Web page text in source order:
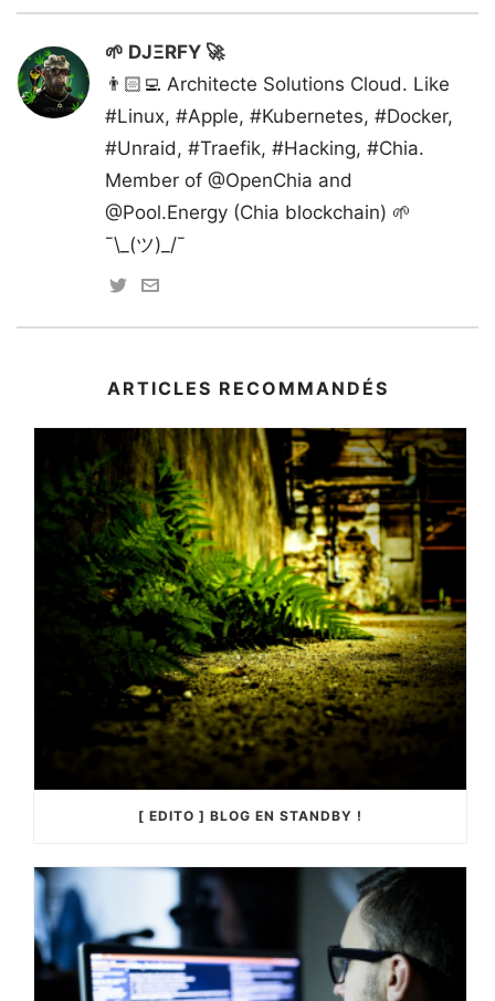
🌱 DJΞRFY 🚀
👨🏻‍💻 Architecte Solutions Cloud. Like
#Linux, #Apple, #Kubernetes, #Docker,
#Unraid, #Traefik, #Hacking, #Chia.
Member of @OpenChia and
@Pool.Energy (Chia blockchain) 🌱
¯\_(ツ)_/¯
ARTICLES RECOMMANDÉS
[ EDITO ] BLOG EN STANDBY !